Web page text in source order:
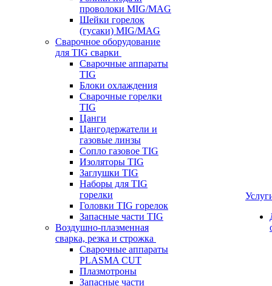
проволоки MIG/MAG
Шейки горелок
(гусаки) MIG/MAG
Сварочное оборудование
для TIG сварки
Сварочные аппараты
TIG
Блоки охлаждения
Сварочные горелки
TIG
Цанги
Цангодержатели и
газовые линзы
Сопло газовое TIG
Изоляторы TIG
Заглушки TIG
Наборы для TIG
горелки
Головки TIG горелок
Запасные части TIG
Воздушно-плазменная
сварка, резка и строжка
Сварочные аппараты
PLASMA CUT
Плазмотроны
Запасные части